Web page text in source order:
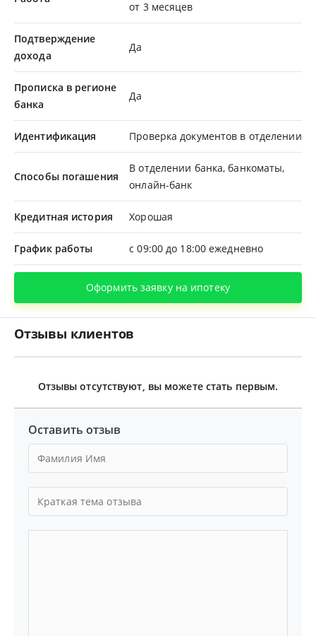
от 3 месяцев
Подтверждение
дохода
Да
Прописка в регионе
банка
Да
Идентификация Проверка документов в отделении
Способы погашения
В отделении банка, банкоматы,
онлайн-банк
Кредитная история Хорошая
График работы с 09:00 до 18:00 ежедневно
Оформить заявку на ипотеку
Отзывы клиентов
Отзывы отсутствуют, вы можете стать первым.
Оставить отзыв